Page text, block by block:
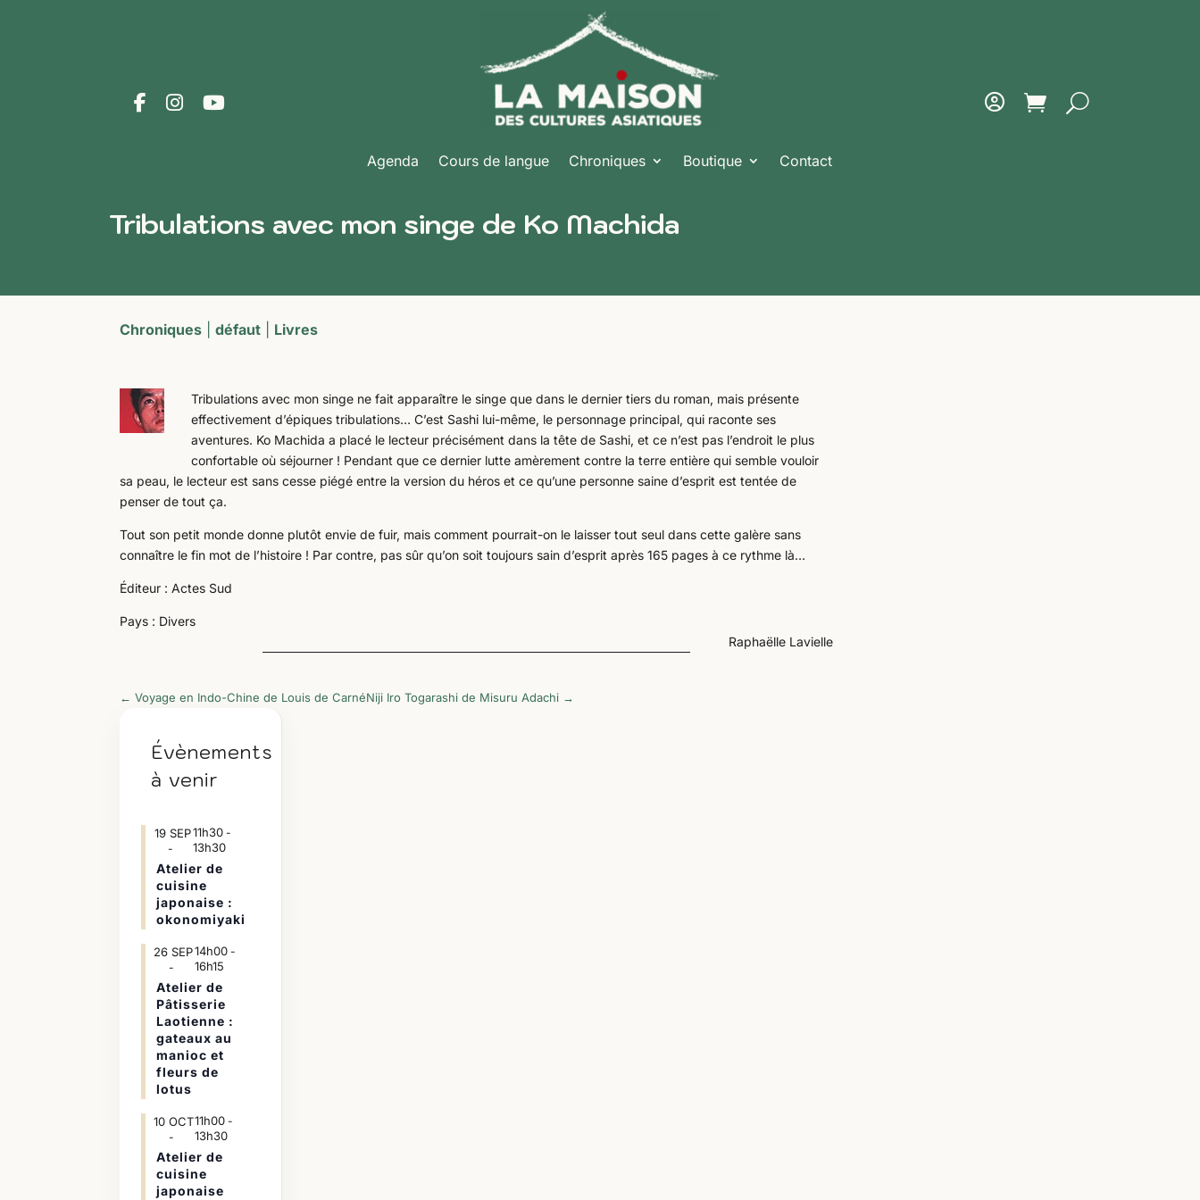
Agenda Cours de langue Chroniques Boutique Contact
Tribulations avec mon singe de Ko Machida
Chroniques |défaut Livres
Tribulations avec mon singe ne fait apparaître le singe que dans le dernier tiers du roman, mais présente
effectivement d’épiques tribulations… C’est Sashi lui-même, le personnage principal, qui raconte ses
aventures. Ko Machida a placé le lecteur précisément dans la tête de Sashi, et ce n’est pas l’endroit le plus
confortable où séjourner ! Pendant que ce dernier lutte amèrement contre la terre entière qui semble vouloir
sa peau, le lecteur est sans cesse piégé entre la version du héros et ce qu’une personne saine d’esprit est tentée de
penser de tout ça.
Tout son petit monde donne plutôt envie de fuir, mais comment pourrait-on le laisser tout seul dans cette galère sans
connaître le fin mot de l’histoire ! Par contre, pas sûr qu’on soit toujours sain d’esprit après 165 pages à ce rythme là…
Éditeur : Actes Sud
Pays : Divers
Raphaëlle Lavielle
←Voyage en Indo-Chine de Louis de CarnéNiji Iro Togarashi de Misuru Adachi →
Évènements
à venir
19 SEP11h30 -
13h30
Atelier de
cuisine
japonaise :
okonomiyaki
26 SEP14h00-
16h15
Atelier de
Pâtisserie
Laotienne :
gateaux au
manioc et
fleurs de
lotus
10 OCT11h00 -
13h30
Atelier de
cuisine
japonaise